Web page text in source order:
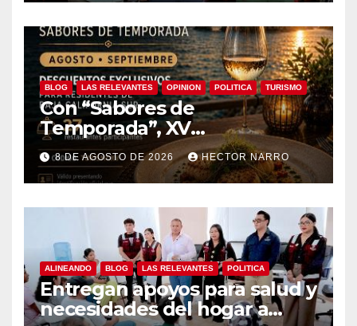
BLOG LAS RELEVANTES OPINION POLITICA TURISMO
Con “Sabores de
Temporada”, XV
Ayuntamiento de Los Cabos y
Canirac impulsan consumo
local con beneficios para
residentes de BCS
8 DE AGOSTO DE 2026 HECTOR NARRO
ALINEANDO BLOG LAS RELEVANTES POLITICA
Entregan apoyos para salud y
necesidades del hogar a